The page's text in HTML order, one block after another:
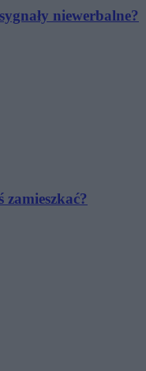
niewerbalne?